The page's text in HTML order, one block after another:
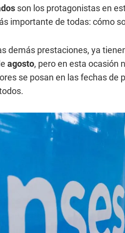
son los protagonistas en
importante de todas: cómo
demás prestaciones, ya
agosto, pero en esta ocasión
se posan en las fechas de